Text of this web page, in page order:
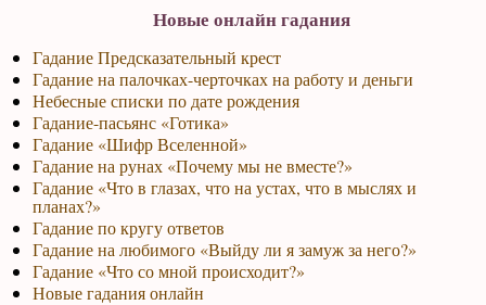
Новые онлайн гадания
Гадание Предсказательный крест
Гадание на палочках-черточках на работу и деньги
Небесные списки по дате рождения
Гадание-пасьянс «Готика»
Гадание «Шифр Вселенной»
Гадание на рунах «Почему мы не вместе?»
Гадание «Что в глазах, что на устах, что в мыслях и
планах?»
Гадание по кругу ответов
Гадание на любимого «Выйду ли я замуж за него?»
Гадание «Что со мной происходит?»
Новые гадания онлайн